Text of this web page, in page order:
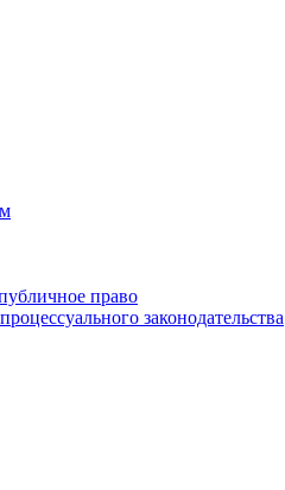
право
законодательства